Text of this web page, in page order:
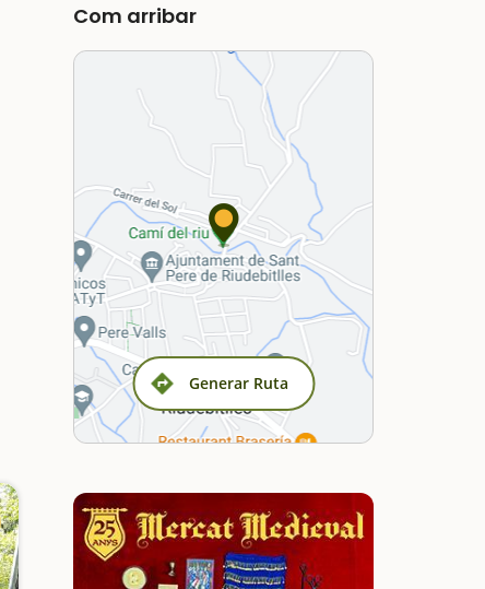
Com arribar
Generar Ruta